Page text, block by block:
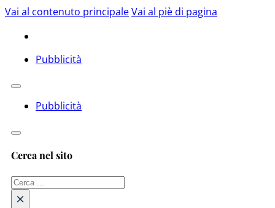
Vai al contenuto principaleVai al piè di pagina
Pubblicità
Pubblicità
Cerca nel sito
Cerca
×